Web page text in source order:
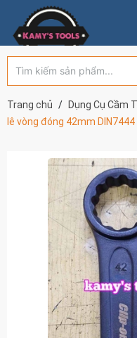
Trang chủ Dụng Cụ Cầm
lê vòng đóng 42mm